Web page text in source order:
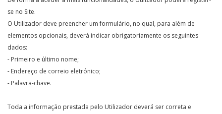
se no Site.
O Utilizador deve preencher um formulário, no qual, para além de
elementos opcionais, deverá indicar obrigatoriamente os seguintes
dados:
- Primeiro e último nome;
- Endereço de correio eletrónico;
- Palavra-chave.
Toda a informação prestada pelo Utilizador deverá ser correta e